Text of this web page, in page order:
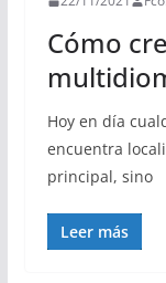
Cómo
Hoy en día
encuentra
principal, sino
Leer más